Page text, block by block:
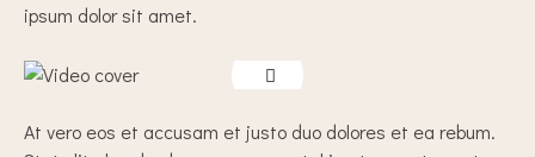
ipsum dolor sit amet.
At vero eos et accusam et justo duo dolores et ea rebum.